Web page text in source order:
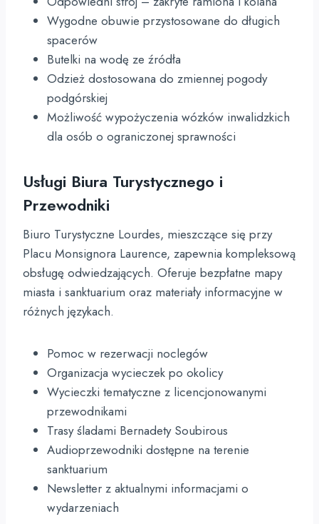
Wygodne obuwie przystosowane do długich
spacerów
Butelki na wodę ze źródła
Odzież dostosowana do zmiennej pogody
podgórskiej
Możliwość wypożyczenia wózków inwalidzkich
dla osób o ograniczonej sprawności
Usługi Biura Turystycznego i
Przewodniki
Biuro Turystyczne Lourdes, mieszczące się przy
Placu Monsignora Laurence, zapewnia kompleksową
obsługę odwiedzających. Oferuje bezpłatne mapy
miasta i sanktuarium oraz materiały informacyjne w
różnych językach.
Pomoc w rezerwacji noclegów
Organizacja wycieczek po okolicy
Wycieczki tematyczne z licencjonowanymi
przewodnikami
Trasy śladami Bernadety Soubirous
Audioprzewodniki dostępne na terenie
sanktuarium
Newsletter z aktualnymi informacjami o
wydarzeniach